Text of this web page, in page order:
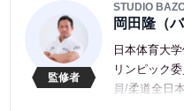
STUDIO
岡田隆（
日本体育大
リンピック
員/柔道全日本